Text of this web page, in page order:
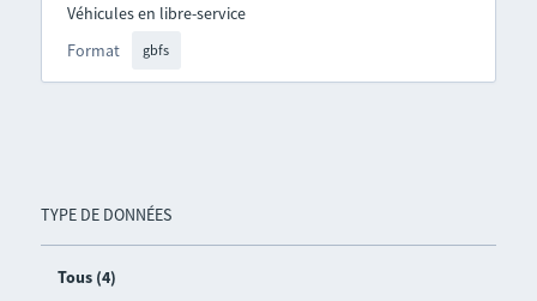
TYPE DE DONNÉES
Tous (4)
Format gbfs
Véhicules en libre-service